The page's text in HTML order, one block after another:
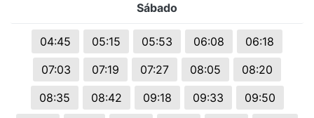
Sábado
04:45 05:15 05:53 06:08
06:18
07:03
07:19 07:27 08:05
08:20
08:35
08:42 09:18 09:33
09:50